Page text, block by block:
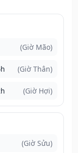
(Giờ Mão)
(Giờ Thân)
(Giờ Hợi)
(Giờ Sửu)